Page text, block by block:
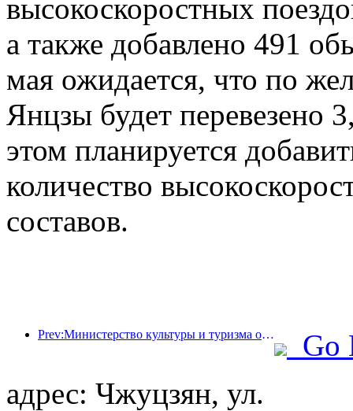
высокоскоростных
а также добавлено 491
мая ожидается, что по
Янцзы будет перевезено
этом планируется
количество
составов.
Prev:Министерство культуры и туризма официально объявило о проведении мероприятий, приуроченных к «19 мая — Дню туризма в Китае», и планирует выделить населению субсидии на сумму свыше 1 миллиарда юаней.
Go
адрес: Чжуцзян, ул.